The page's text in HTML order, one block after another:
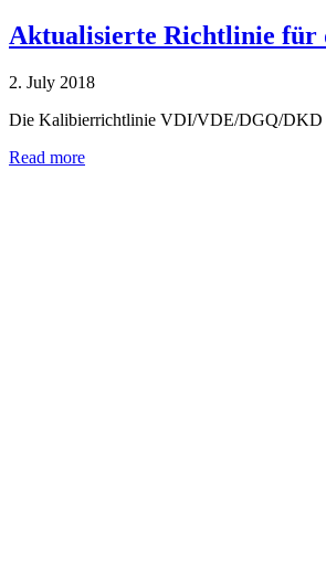
Aktualisierte Richtlinie für
2. July 2018
Die Kalibierrichtlinie VDI/VDE/DGQ/DKD
Read more